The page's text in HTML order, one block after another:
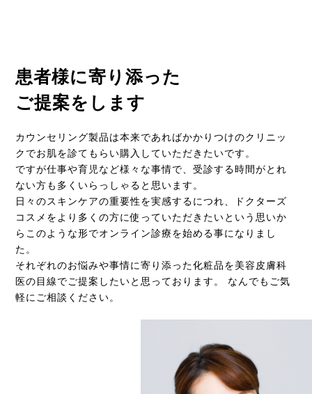
患者様に寄り添った
ご提案をします
カウンセリング製品は本来であればかかりつけのクリニッ
クでお肌を診てもらい購入していただきたいです。
ですが仕事や育児など様々な事情で、受診する時間がとれ
ない方も多くいらっしゃると思います。
日々のスキンケアの重要性を実感するにつれ、ドクターズ
コスメをより多くの方に使っていただきたいという思いか
らこのような形でオンライン診療を始める事になりまし
た。
それぞれのお悩みや事情に寄り添った化粧品を美容皮膚科
医の目線でご提案したいと思っております。 なんでもご気
軽にご相談ください。